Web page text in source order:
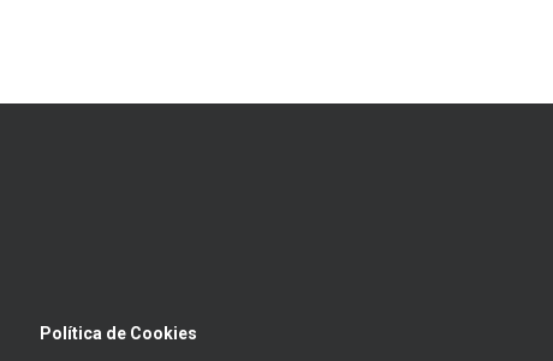
Política de Cookies